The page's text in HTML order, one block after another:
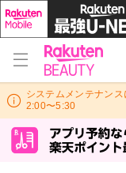
システムメンテナン
2:00〜5:30